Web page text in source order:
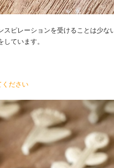
スピレーションを受けることは少
ています。
ください